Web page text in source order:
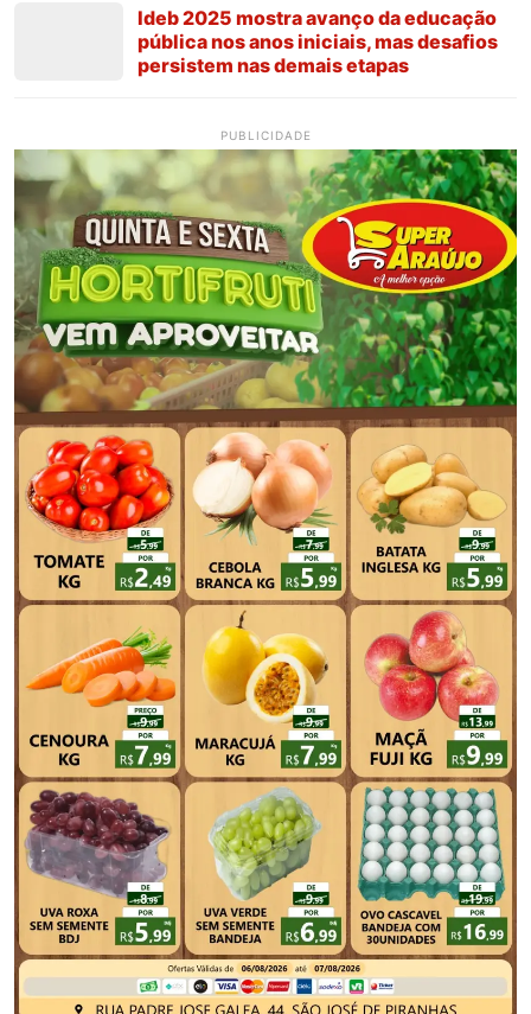
Ideb 2025 mostra avanço da educação
pública nos anos iniciais, mas desafios
persistem nas demais etapas
PUBLICIDADE